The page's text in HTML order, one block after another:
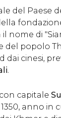
del Paese
nome di
del popolo
dai cinesi,
.
capitale
anno in